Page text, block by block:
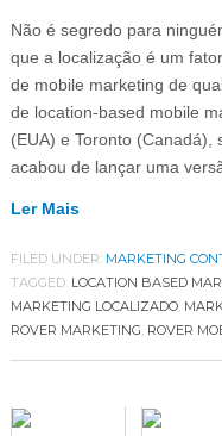
Não é segredo para
que a localização é um
de mobile marketing de
de location-based mobile
(EUA) e Toronto (Canadá),
acabou de lançar uma
Ler Mais
FILED UNDER: MARKETING
TAGGED: LOCATION BASED
MARKETING LOCALIZADO,
ROVER MARKETING, ROVER